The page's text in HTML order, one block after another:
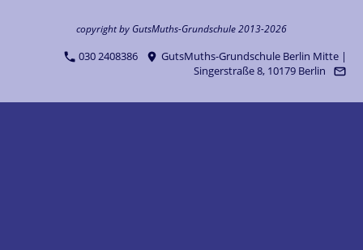
copyright by GutsMuths-Grundschule 2013-2026
030 2408386
GutsMuths-Grundschule Berlin Mitte |
Singerstraße 8, 10179 Berlin